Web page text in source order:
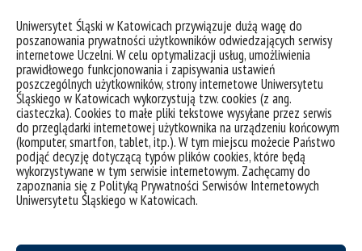
Uniwersytet Śląski w Katowicach przywiązuje dużą wagę do
poszanowania prywatności użytkowników odwiedzających serwisy
internetowe Uczelni. W celu optymalizacji usług, umożliwienia
prawidłowego funkcjonowania i zapisywania ustawień
poszczególnych użytkowników, strony internetowe Uniwersytetu
Śląskiego w Katowicach wykorzystują tzw. cookies (z ang.
ciasteczka). Cookies to małe pliki tekstowe wysyłane przez serwis
do przeglądarki internetowej użytkownika na urządzeniu końcowym
(komputer, smartfon, tablet, itp.). W tym miejscu możecie Państwo
podjąć decyzję dotyczącą typów plików cookies, które będą
wykorzystywane w tym serwisie internetowym. Zachęcamy do
zapoznania się z Polityką Prywatności Serwisów Internetowych
Uniwersytetu Śląskiego w Katowicach.
deklaracja dostępności
Instytut Pedagogiki